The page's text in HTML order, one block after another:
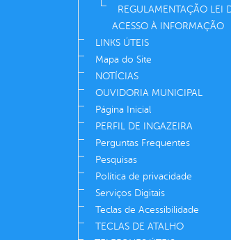
REGULAMENTAÇÃO LEI
ACESSO À INFORMAÇÃO
LINKS ÚTEIS
Mapa do Site
NOTÍCIAS
OUVIDORIA MUNICIPAL
Página Inicial
PERFIL DE INGAZEIRA
Perguntas Frequentes
Pesquisas
Política de privacidade
Serviços Digitais
Teclas de Acessibilidade
TECLAS DE ATALHO